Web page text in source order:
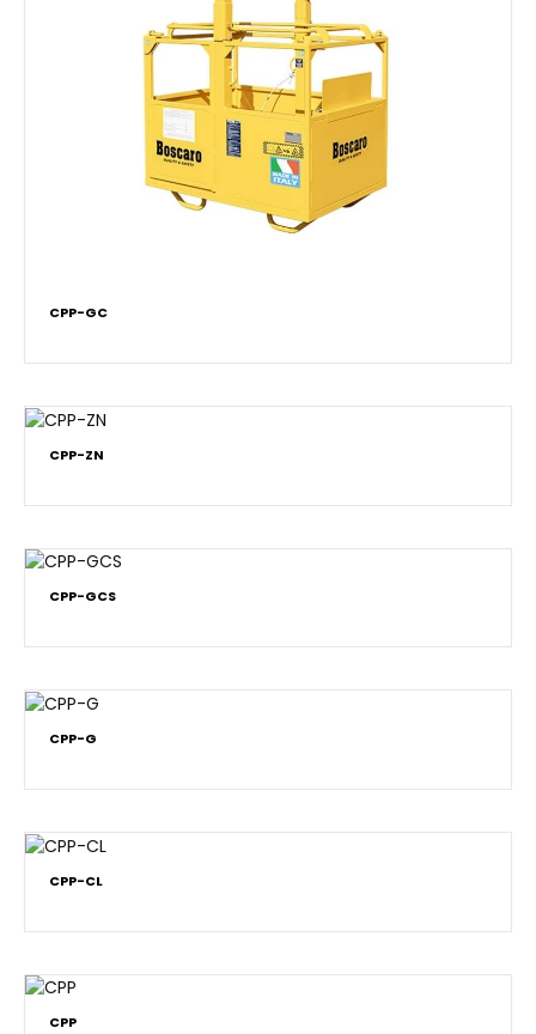
CPP-GC
CPP-ZN
CPP-GCS
CPP-G
CPP-CL
CPP